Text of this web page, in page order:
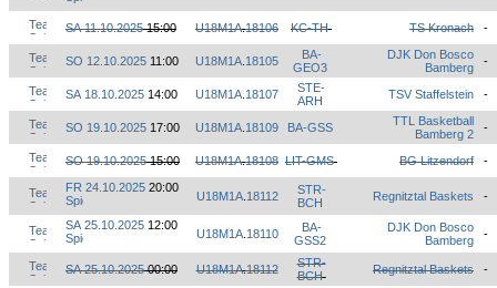
SA 11.10.202515:00 U18M1A.18106 KC-TH TS Kronach -
SO 12.10.2025 11:00 U18M1A 18105
BA-
GEO3
DJK Don Bosco
Bamberg
-
SA 18.10.2025 14:00 U18M1A 18107
STE-
ARH
TSV Staffelstein -
SO 19.10.2025 17:00 U18M1A 18109 BA-GSS
TTL Basketball
Bamberg 2
-
SO 19.10.202515:00 U18M1A.18108 LIT-GMS BG Litzendorf
-
FR 24.10.2025 20:00
U18M1A. 18112
STR-
BCH
Regnitztal Baskets -
SA 25.10.2025 12:00
U18M1A. 18110
BA-
GSS2
DJK Don Bosco
Bamberg
-
SA 25.10.202500:00 U18M1A.18112
STR-
BCH
Regnitztal Baskets -